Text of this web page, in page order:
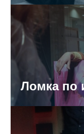
Toyota Land
В Самаре 16-
летнюю девочку
Инфекционисты
последние 15 лет
Ломка по